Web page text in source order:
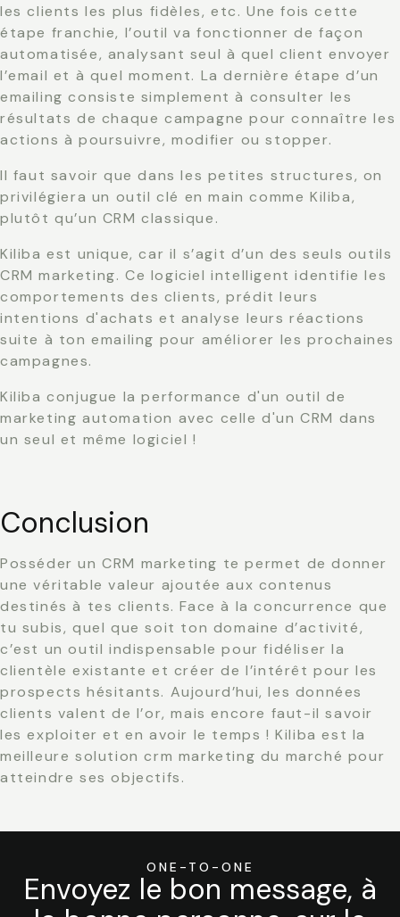
les clients les plus fidèles, etc. Une fois cette
étape franchie, l’outil va fonctionner de façon
automatisée, analysant seul à quel client envoyer
l’email et à quel moment. La dernière étape d’un
emailing consiste simplement à consulter les
résultats de chaque campagne pour connaître les
actions à poursuivre, modifier ou stopper.
Il faut savoir que dans les petites structures, on
privilégiera un outil clé en main comme Kiliba,
plutôt qu’un CRM classique.
Kiliba est unique, car il s’agit d’un des seuls outils
CRM marketing. Ce logiciel intelligent identifie les
comportements des clients, prédit leurs
intentions d'achats et analyse leurs réactions
suite à ton emailing pour améliorer les prochaines
campagnes.
Kiliba conjugue la performance d'un outil de
marketing automation avec celle d'un CRM dans
un seul et même logiciel !
Conclusion
Posséder un CRM marketing te permet de donner
une véritable valeur ajoutée aux contenus
destinés à tes clients. Face à la concurrence que
tu subis, quel que soit ton domaine d’activité,
c’est un outil indispensable pour fidéliser la
clientèle existante et créer de l’intérêt pour les
prospects hésitants. Aujourd’hui, les données
clients valent de l’or, mais encore faut-il savoir
les exploiter et en avoir le temps ! Kiliba est la
meilleure solution crm marketing du marché pour
atteindre ses objectifs.
ONE-TO-ONE
Envoyez le bon message, à